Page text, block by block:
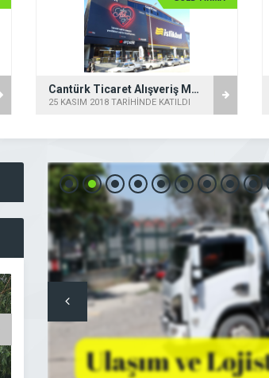
Cantürk Ticaret Alışveriş Merkezi
25 KASIM 2018 TARİHİNDE KATILDI